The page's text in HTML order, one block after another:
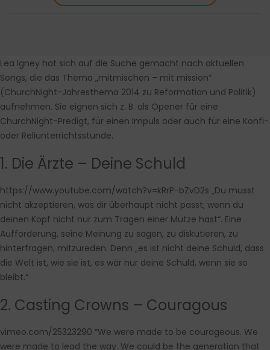
Lea Igney hat sich auf die Suche gemacht nach aktuellen
Songs, die das Thema „mitmischen – mit mission“
(ChurchNight-Jahresthema 2014 zu Reformation und Politik)
aufnehmen. Sie eignen sich z. B. als Opener für eine
ChurchNight-Predigt, für einen Impuls oder auch für eine Konfi-
oder Reliunterrichtsstunde.
1. Die Ärzte – Deine Schuld
https://www.youtube.com/watch?v=kRrP-bZvD2s „Du musst
nicht akzeptieren, was dir überhaupt nicht passt, wenn du
deinen Kopf nicht nur zum Tragen einer Mütze hast“. Eine
Aufforderung, seine Meinung zu sagen, zu diskutieren, zu
hinterfragen, mitzureden. Denn „es ist nicht deine Schuld, dass
die Welt ist, wie sie ist, es wär nur deine Schuld, wenn sie so
bleibt.“
2. Casting Crowns – Couragous
vimeo.com/25323290 “We were made to be courageous. We
were made to lead the way. We could be the generation that